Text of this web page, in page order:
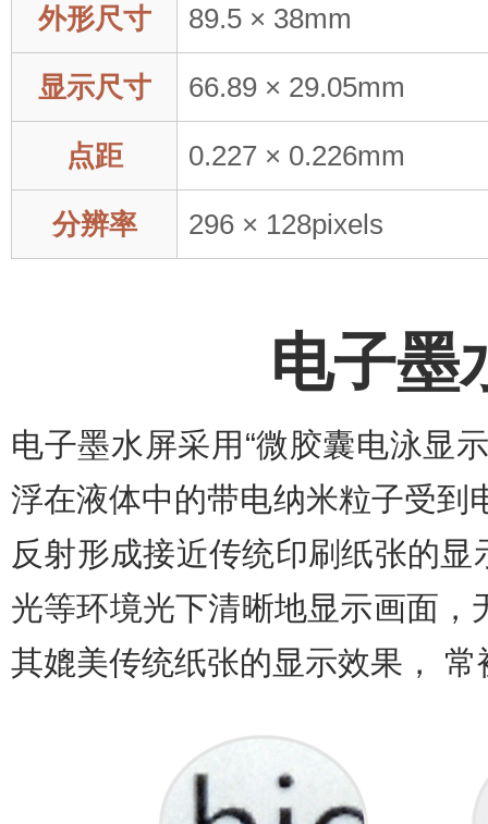
外形尺寸 89.5 × 38mm
显示尺寸 66.89 × 29.05mm
点距 0.227 × 0.226mm
分辨率 296 × 128pixels
电子墨
电子墨水屏采用“微胶囊电泳显
浮在液体中的带电纳米粒子受到
反射形成接近传统印刷纸张的
光等环境光下清晰地显示画面
其媲美传统纸张的显示效果，